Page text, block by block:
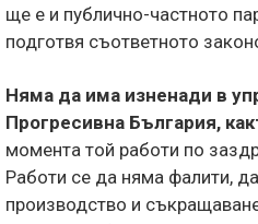
ще е и публично-частното
подготвя съответното
Няма да има изненади в
Прогресивна България,
момента той работи по
Работи се да няма фалити,
производство и